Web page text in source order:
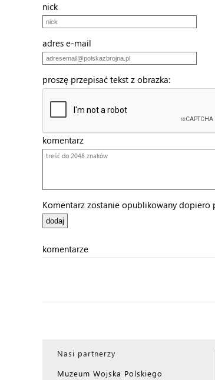
nick
adres e-mail
proszę przepisać tekst z obrazka:
komentarz
Komentarz zostanie opublikowany dopiero
komentarze
Nasi partnerzy
Muzeum Wojska Polskiego